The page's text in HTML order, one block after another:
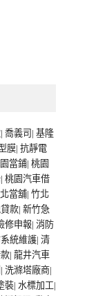
| 喬義司 | 基隆
膜| 抗靜電
當鋪| 桃園
| 桃園汽車借
當舖| 竹北
款| 新竹急
修申報| 消防
統維護| 清
| 龍井汽車
| 洗滌塔廠商|
裝| 水標加工|